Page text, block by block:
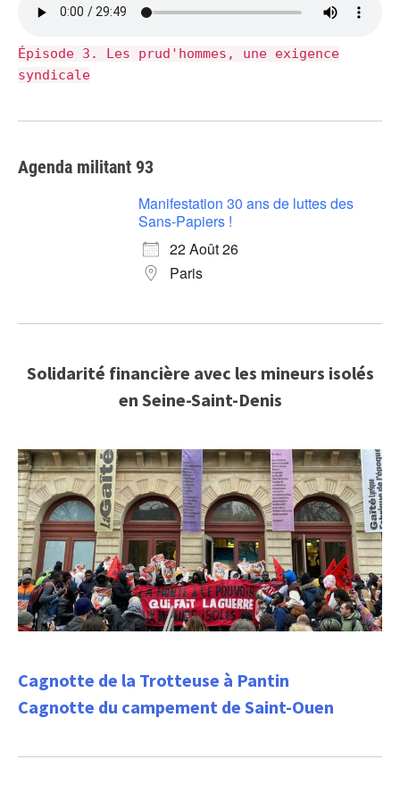
Épisode 3. Les prud'hommes, une exigence
syndicale
Agenda militant 93
Manifestation 30 ans de luttes des
Sans-Papiers !
22 Août 26
Paris
Solidarité financière avec les mineurs isolés
en Seine-Saint-Denis
Cagnotte de la Trotteuse à Pantin
Cagnotte du campement de Saint-Ouen